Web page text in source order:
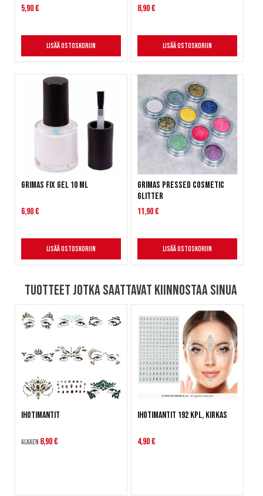
5,90 €
Lisää ostoskoriin
8,90 €
Lisää ostoskoriin
Grimas Fix Gel 10 ml
6,90 €
Lisää ostoskoriin
Grimas Pressed Cosmetic
Glitter
11,90 €
Lisää ostoskoriin
Tuotteet jotka saattavat kiinnostaa sinua
Ihotimantit
Alkaen 8,90 €
Ihotimantit 192 kpl, kirkas
4,90 €